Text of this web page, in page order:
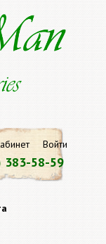
Войти
383-58-59